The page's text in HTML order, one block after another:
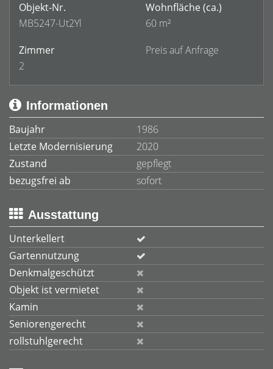
Objekt-Nr.
MB5247-Ut2Yl
Wohnfläche (ca.)
60 m²
Zimmer
2
Preis auf Anfrage
Informationen
Baujahr
1986
Letzte Modernisierung
2020
Zustand
gepflegt
bezugsfrei ab
sofort
Ausstattung
Unterkellert
Gartennutzung
Denkmalgeschützt
Objekt ist vermietet
Kamin
Seniorengerecht
rollstuhlgerecht